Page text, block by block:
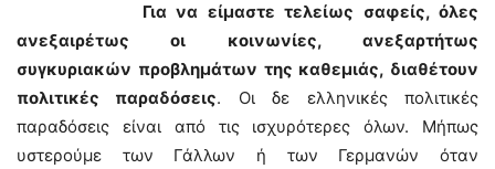
Για να είμαστε τελείως σαφείς, όλες
ανεξαιρέτως οι κοινωνίες, ανεξαρτήτως
συγκυριακών προβλημάτων της καθεμιάς, διαθέτουν
πολιτικές παραδόσεις. Οι δε ελληνικές πολιτικές
παραδόσεις είναι από τις ισχυρότερες όλων. Μήπως
υστερούμε των Γάλλων ή των Γερμανών όταν